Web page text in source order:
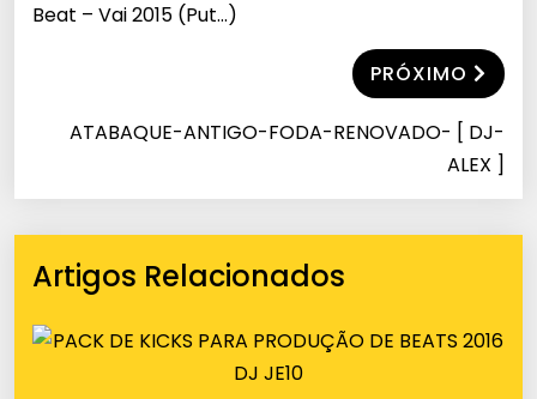
Beat – Vai 2015 (Put…)
PRÓXIMO
ATABAQUE-ANTIGO-FODA-RENOVADO- [ DJ-
ALEX ]
Artigos Relacionados